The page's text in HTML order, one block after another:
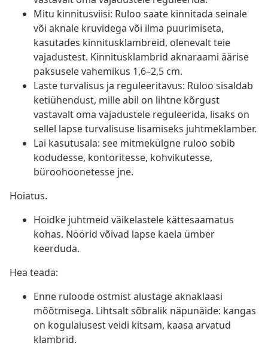
Mitu kinnitusviisi: Ruloo saate kinnitada seinale
või aknale kruvidega või ilma puurimiseta,
kasutades kinnitusklambreid, olenevalt teie
vajadustest. Kinnitusklambrid aknaraami äärise
paksusele vahemikus 1,6–2,5 cm.
Laste turvalisus ja reguleeritavus: Ruloo sisaldab
ketiühendust, mille abil on lihtne kõrgust
vastavalt oma vajadustele reguleerida, lisaks on
sellel lapse turvalisuse lisamiseks juhtmeklamber.
Lai kasutusala: see mitmekülgne ruloo sobib
kodudesse, kontoritesse, kohvikutesse,
büroohoonetesse jne.
Hoiatus.
Hoidke juhtmeid väikelastele kättesaamatus
kohas. Nöörid võivad lapse kaela ümber
keerduda.
Hea teada:
Enne ruloode ostmist alustage aknaklaasi
mõõtmisega. Lihtsalt sõbralik näpunäide: kangas
on kogulaiusest veidi kitsam, kaasa arvatud
klambrid.